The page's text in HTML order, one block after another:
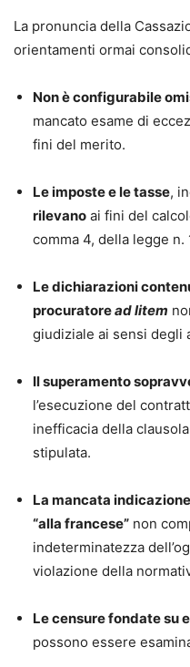
La pronuncia della
orientamenti ormai
Non è configurabile
mancato esame di
fini del merito.
Le imposte e le tasse,
rilevano ai fini del
comma 4, della legge n.
Le dichiarazioni
procuratoread litem
giudiziale ai sensi degli
Il superamento
l’esecuzione del
inefficacia della
stipulata.
La mancata
“alla francese” non
indeterminatezza
violazione della
Le censure fondate su
possono essere